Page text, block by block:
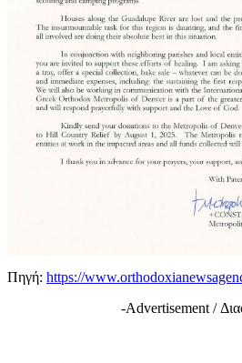
Πηγή: https://
-Advertisement /